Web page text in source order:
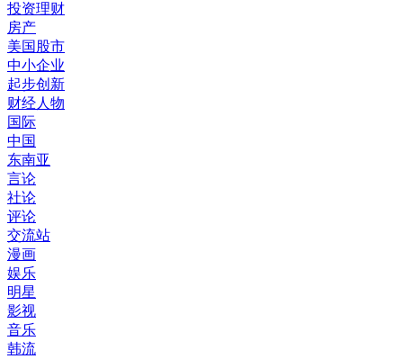
投资理财
房产
美国股市
中小企业
起步创新
财经人物
国际
中国
东南亚
言论
社论
评论
交流站
漫画
娱乐
明星
影视
音乐
韩流